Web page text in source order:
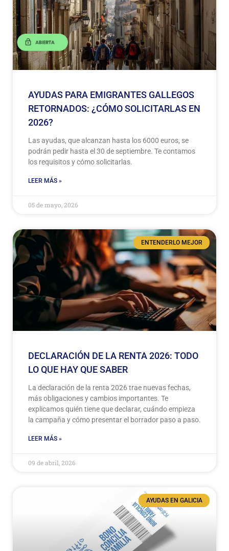
AYUDAS PARA EMIGRANTES GALLEGOS
RETORNADOS: ¿CÓMO SOLICITARLAS EN
2026?
Las ayudas, que alcanzan hasta los 6000 euros, se
podrán pedir hasta el 30 de septiembre. Te contamos
los requisitos y cómo solicitarlas.
LEER MÁS »
05 de mayo, 2026
ENTENDERLO MEJOR
DECLARACIÓN DE LA RENTA 2026: TODO
LO QUE HAY QUE SABER
La declaración de la renta 2026 trae nuevas fechas,
más obligaciones y cambios importantes. Te
explicamos quién tiene que declarar, cuándo empieza
la campaña y cómo presentar el borrador paso a paso.
LEER MÁS »
09 de abril, 2026
AYUDAS EN GALICIA